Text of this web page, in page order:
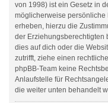
von 1998) ist ein Gesetz in
möglicherweise persönliche
erheben, hierzu die
der Erziehungsberechtigten
dies auf dich oder die
zutrifft, ziehe einen
phpBB-Team keine
Anlaufstelle für
die weiter unten behandelt